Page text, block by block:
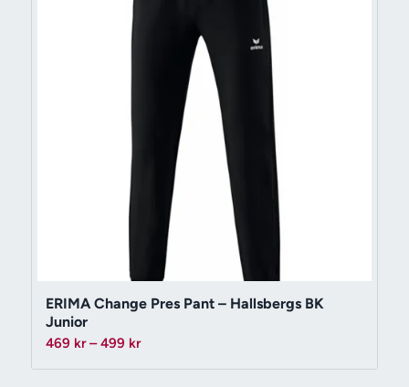
ERIMA Change Pres Pant – Hallsbergs BK
Junior
469 kr – 499 krPrisintervall: